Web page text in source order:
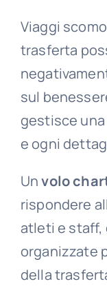
Viaggi
trasferta
sul
gestisce
e ogni
Unvolo
rispondere
atleti e staff,
organizzate
della